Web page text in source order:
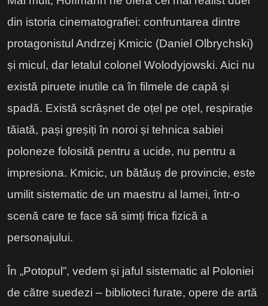
din istoria cinematografiei: confruntarea dintre
protagonistul Andrzej Kmicic (Daniel Olbrychski)
și micul, dar letalul colonel Wolodyjowski. Aici nu
există piruete inutile ca în filmele de capă și
spadă. Există scrâșnet de oțel pe oțel, respirație
tăiată, pași greșiți în noroi și tehnica sabiei
poloneze folosită pentru a ucide, nu pentru a
impresiona. Kmicic, un bătăuș de provincie, este
umilit sistematic de un maestru al lamei, într-o
scenă care te face să simți frica fizică a
personajului.
În „Potopul”, vedem și jaful sistematic al Poloniei
de către suedezi – biblioteci furate, opere de artă